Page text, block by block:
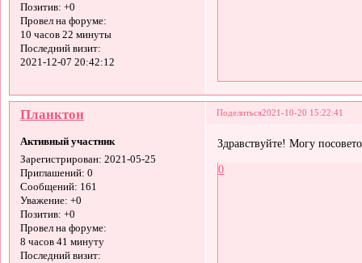
Позитив: +0
Провел на форуме:
10 часов 22 минуты
Последний визит:
2021-12-07 20:42:12
Поделиться2021-10-20 15:22:41
Планктон
Активный участник
Зарегистрирован: 2021-05-25
Приглашений: 0
Сообщений: 161
Уважение: +0
Позитив: +0
Провел на форуме:
8 часов 41 минуту
Последний визит:
Здравствуйте! Могу
0